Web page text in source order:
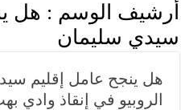
أرشيف الوسم : هل
سيدي سليمان
هل ينجح عامل إقليم
الروبيو في إنقاذ وادي